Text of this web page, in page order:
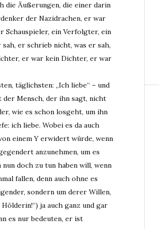
irdische
Leben
ist
nur
Täuschungen
–
Letzteres
die Äußerungen, die einer darin
der Nazidrachen, er war
Schauspieler, ein Verfolgter, ein
er schrieb nicht, was er sah,
er war kein Dichter, er war
täglichsten: „Ich liebe“ – und
Mensch, der ihn sagt, nicht
wie es schon losgeht, um ihn
ich liebe. Wobei es da auch
einem Y erwidert würde, wenn
anzunehmen, um es
doch zu tun haben will, wenn
fallen, denn auch ohne es
sondern um derer Willen,
ja auch ganz und gar
es nur bedeuten, er ist